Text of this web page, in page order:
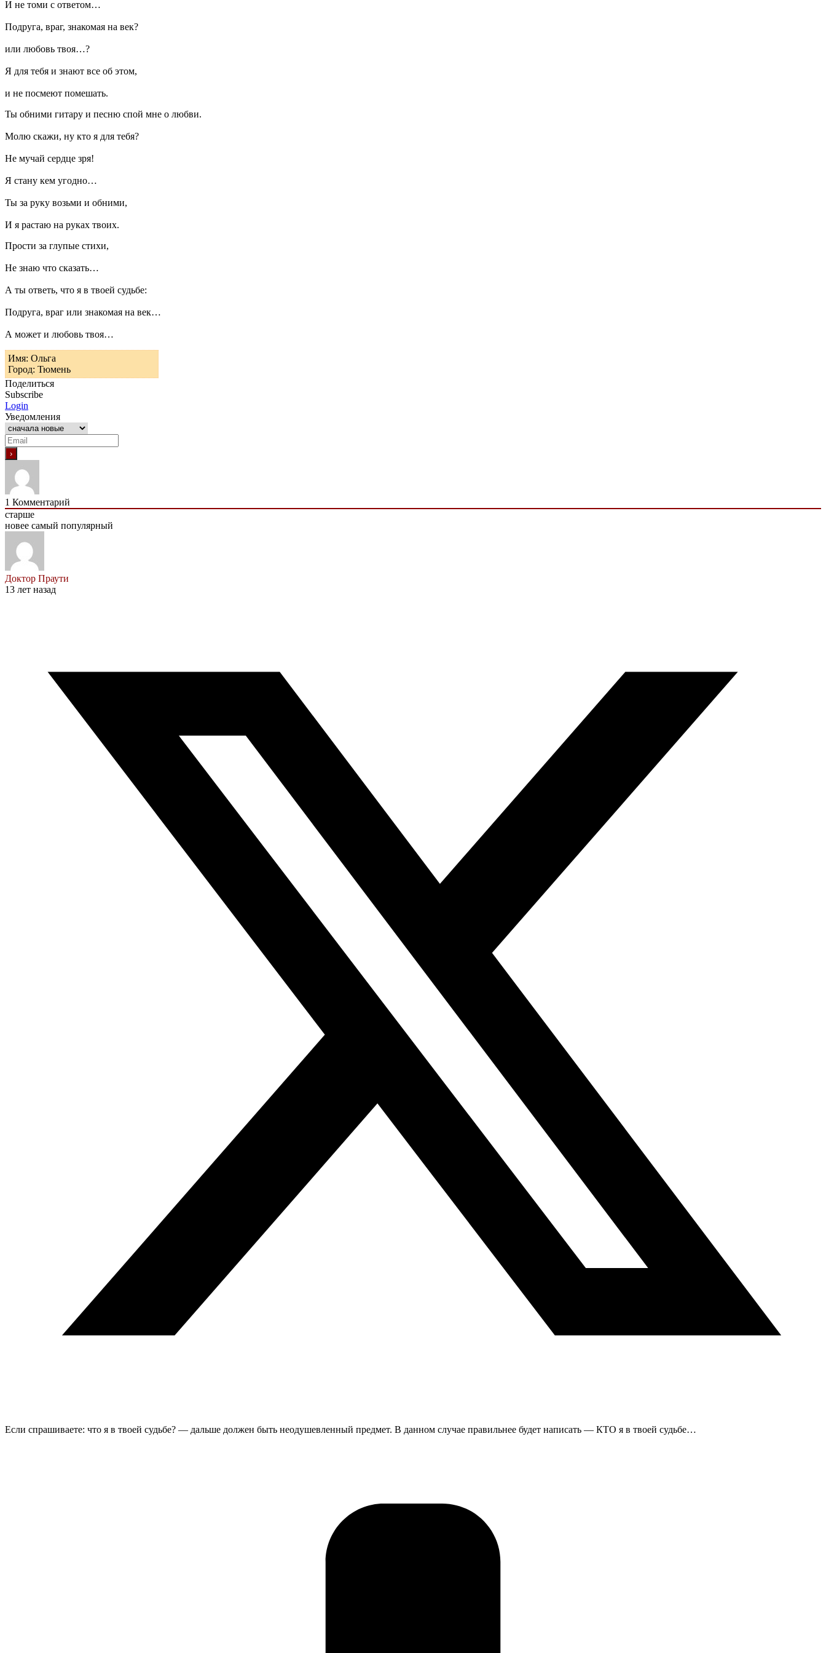
И не томи с ответом…
Подруга, враг, знакомая на век?
или любовь твоя…?
Я для тебя и знают все об этом,
и не посмеют помешать.
Ты обними гитару и песню спой мне о любви.
Молю скажи, ну кто я для тебя?
Не мучай сердце зря!
Я стану кем угодно…
Ты за руку возьми и обними,
И я растаю на руках твоих.
Прости за глупые стихи,
Не знаю что сказать…
А ты ответь, что я в твоей судьбе:
Подруга, враг или знакомая на век…
А может и любовь твоя…
Имя: Ольга
Город: Тюмень
Поделиться
Subscribe
Login
Уведомления
1 Комментарий
старше
новее самый популярный
Доктор Праути
13 лет назад
Если спрашиваете: что я в твоей судьбе? — дальше должен быть неодушевленный предмет. В данном случае правильнее будет написать — КТО я в твоей судьбе…